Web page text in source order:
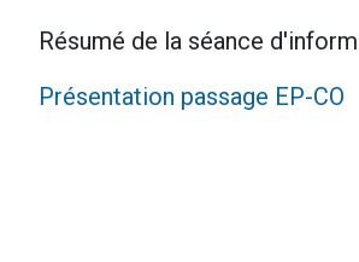
Résumé de la séance
Présentation passage EP-CO